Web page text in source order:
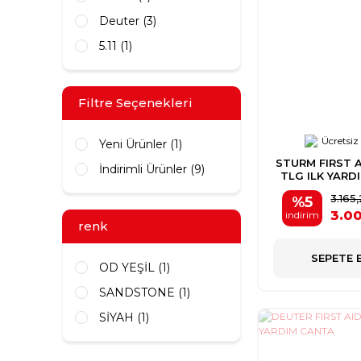
Deuter (3)
5.11 (1)
Filtre Seçenekleri
Yeni Ürünler (1)
İndirimli Ürünler (9)
renk
OD YEŞİL (1)
SANDSTONE (1)
SİYAH (1)
STURM FIRST
TLG ILK
%5
indirim
SEPETE